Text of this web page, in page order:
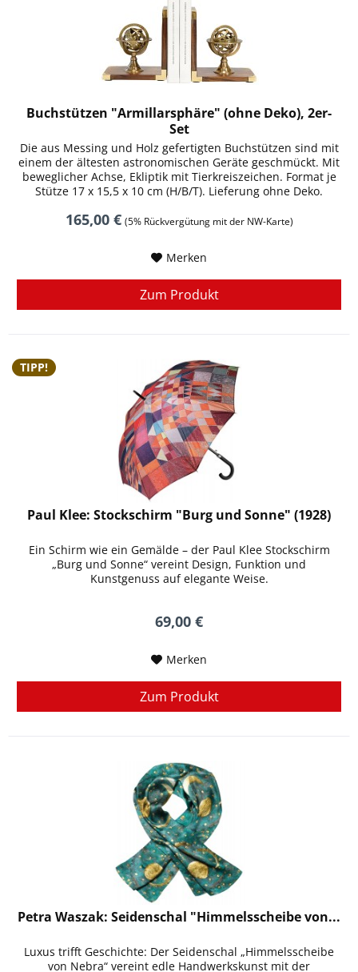
Buchstützen "Armillarsphäre" (ohne Deko), 2er-
Set
Die aus Messing und Holz gefertigten Buchstützen sind mit
einem der ältesten astronomischen Geräte geschmückt. Mit
beweglicher Achse, Ekliptik mit Tierkreiszeichen. Format je
Stütze 17 x 15,5 x 10 cm (H/B/T). Lieferung ohne Deko.
165,00 € (5% Rückvergütung mit der NW-Karte)
Merken
Zum Produkt
TIPP!
Paul Klee: Stockschirm "Burg und Sonne" (1928)
Ein Schirm wie ein Gemälde – der Paul Klee Stockschirm
„Burg und Sonne“ vereint Design, Funktion und
Kunstgenuss auf elegante Weise.
69,00 €
Merken
Zum Produkt
Petra Waszak: Seidenschal "Himmelsscheibe von...
Luxus trifft Geschichte: Der Seidenschal „Himmelsscheibe
von Nebra“ vereint edle Handwerkskunst mit der